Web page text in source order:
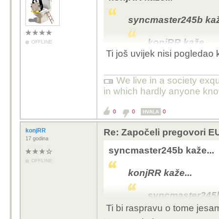
Ajd idemo
OFFLINE
syncmaster245b
konjRR kaže...
Napises sto
Trump je taj
Nazalost i ti ga
tvom odgovoru
Tko je sad od
glasac (koliko
USA, al ajd ako
No dobro sa cim
Ajd idemo
Ti još uvijek nisi pogledao
We live in a society
in which hardly anyone
0 0 HVALA 0
konjRR
17 godina
OFFLINE
Re: Započeli pregovori
syncmaster245b kaže...
konjRR kaže...
Ti bi raspravu o tome